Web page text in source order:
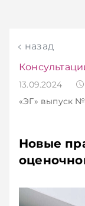
назад
13.09.2024
«ЭГ» выпуск
Новые